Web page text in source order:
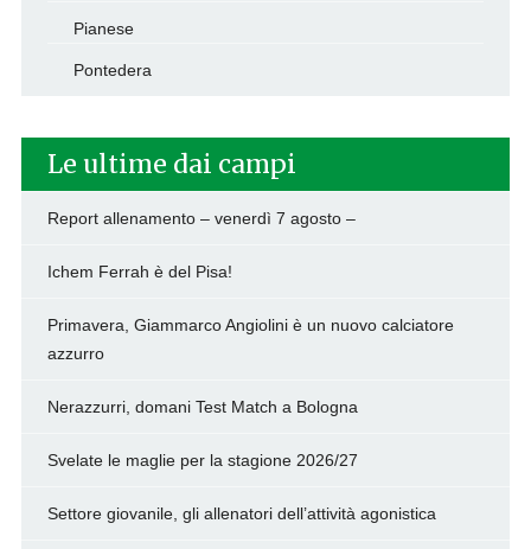
Pianese
Pontedera
Le ultime dai campi
Report allenamento – venerdì 7 agosto –
Ichem Ferrah è del Pisa!
Primavera, Giammarco Angiolini è un nuovo calciatore
azzurro
Nerazzurri, domani Test Match a Bologna
Svelate le maglie per la stagione 2026/27
Settore giovanile, gli allenatori dell’attività agonistica